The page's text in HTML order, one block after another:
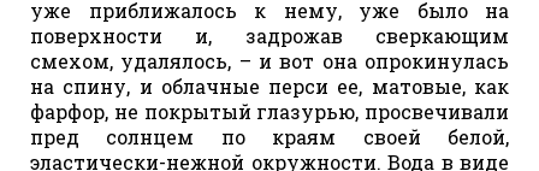
уже приближалось к нему, уже было на
поверхности и, задрожав сверкающим
смехом, удалялось, – и вот она опрокинулась
на спину, и облачные перси ее, матовые, как
фарфор, не покрытый глазурью, просвечивали
пред солнцем по краям своей белой,
эластически-нежной окружности. Вода в виде